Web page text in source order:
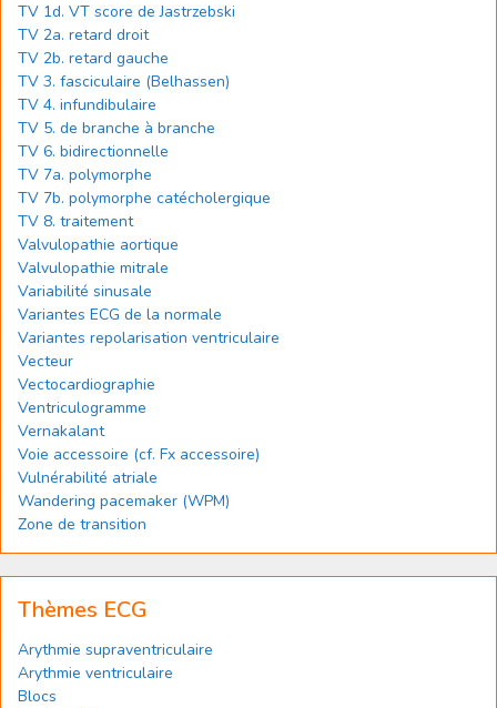
TV 1d. VT score de Jastrzebski
TV 2a. retard droit
TV 2b. retard gauche
TV 3. fasciculaire (Belhassen)
TV 4. infundibulaire
TV 5. de branche à branche
TV 6. bidirectionnelle
TV 7a. polymorphe
TV 7b. polymorphe catécholergique
TV 8. traitement
Valvulopathie aortique
Valvulopathie mitrale
Variabilité sinusale
Variantes ECG de la normale
Variantes repolarisation ventriculaire
Vecteur
Vectocardiographie
Ventriculogramme
Vernakalant
Voie accessoire (cf. Fx accessoire)
Vulnérabilité atriale
Wandering pacemaker (WPM)
Zone de transition
Thèmes ECG
Arythmie supraventriculaire
Arythmie ventriculaire
Blocs